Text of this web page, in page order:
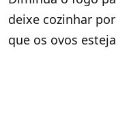
deixe cozinhar
que os ovos